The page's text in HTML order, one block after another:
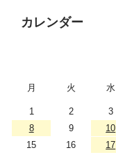
カレンダー
月 火 水
1 2 3
8
9 10
15
16 17